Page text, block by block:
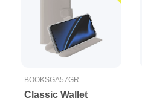
BOOKSGA57GR
Classic Wallet